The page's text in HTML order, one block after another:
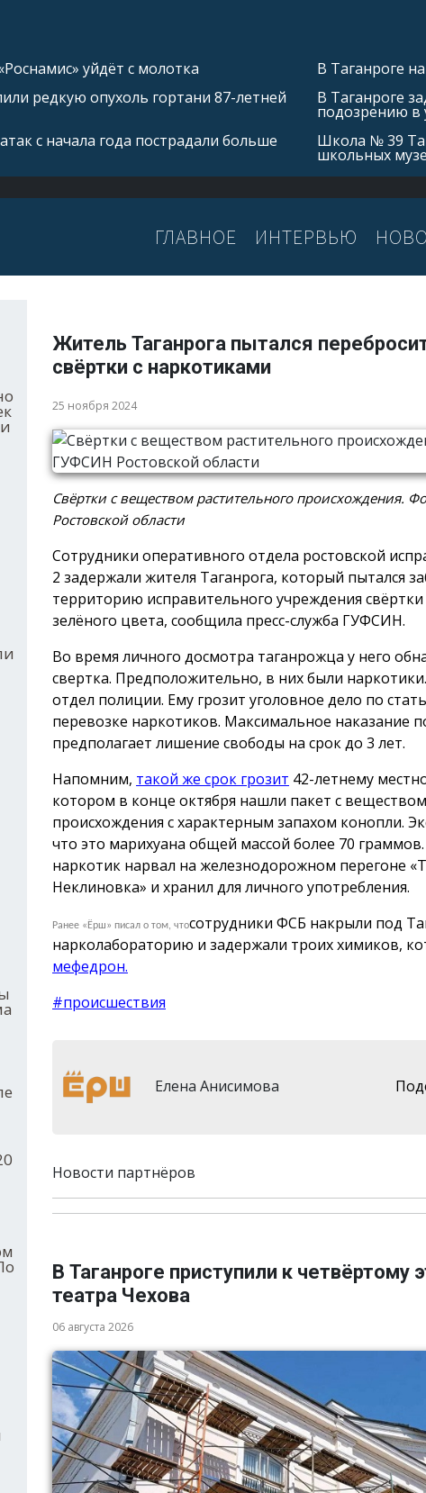
уйдёт с молотка
редкую опухоль гортани 87-летней
с начала года пострадали больше
В Таганроге
В Таганроге
подозрению в
Школа № 39
школьных
ГЛАВНОЕ ИНТЕРВЬЮ
Житель Таганрога пытался
свёртки с наркотиками
25 ноября 2024
Свёртки с веществом растительного происхождения.
Ростовской области
Сотрудники оперативного отдела ростовской
2 задержали жителя Таганрога, который пытался
территорию исправительного учреждения свёртки
зелёного цвета, сообщила пресс-служба ГУФСИН.
Во время личного досмотра таганрожца у него
свертка. Предположительно, в них были
отдел полиции. Ему грозит уголовное дело по
перевозке наркотиков. Максимальное наказание
предполагает лишение свободы на срок до 3 лет.
Напомним, такой же срок грозит 42-летнему
котором в конце октября нашли пакет с
происхождения с характерным запахом конопли.
что это марихуана общей массой более 70
наркотик нарвал на железнодорожном перегоне
Неклиновка» и хранил для личного употребления.
Ранее «Ёрш» писал о том, чтосотрудники ФСБ накрыли под
нарколабораторию и задержали троих химиков,
мефедрон.
#происшествия
Елена Анисимова
Новости партнёров
В Таганроге приступили к четвёртому
театра Чехова
06 августа 2026